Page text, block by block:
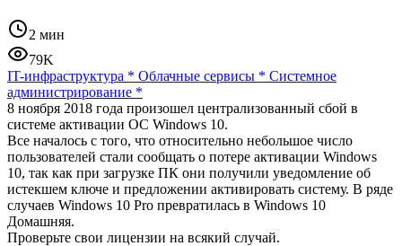
2 мин
79K
IT-инфраструктура * Облачные сервисы * Системное
администрирование *
8 ноября 2018 года произошел централизованный сбой в
системе активации ОС Windows 10.
Все началось с того, что относительно небольшое число
пользователей стали сообщать о потере активации Windows
10, так как при загрузке ПК они получили уведомление об
истекшем ключе и предложении активировать систему. В ряде
случаев Windows 10 Pro превратилась в Windows 10
Домашняя.
Проверьте свои лицензии на всякий случай.